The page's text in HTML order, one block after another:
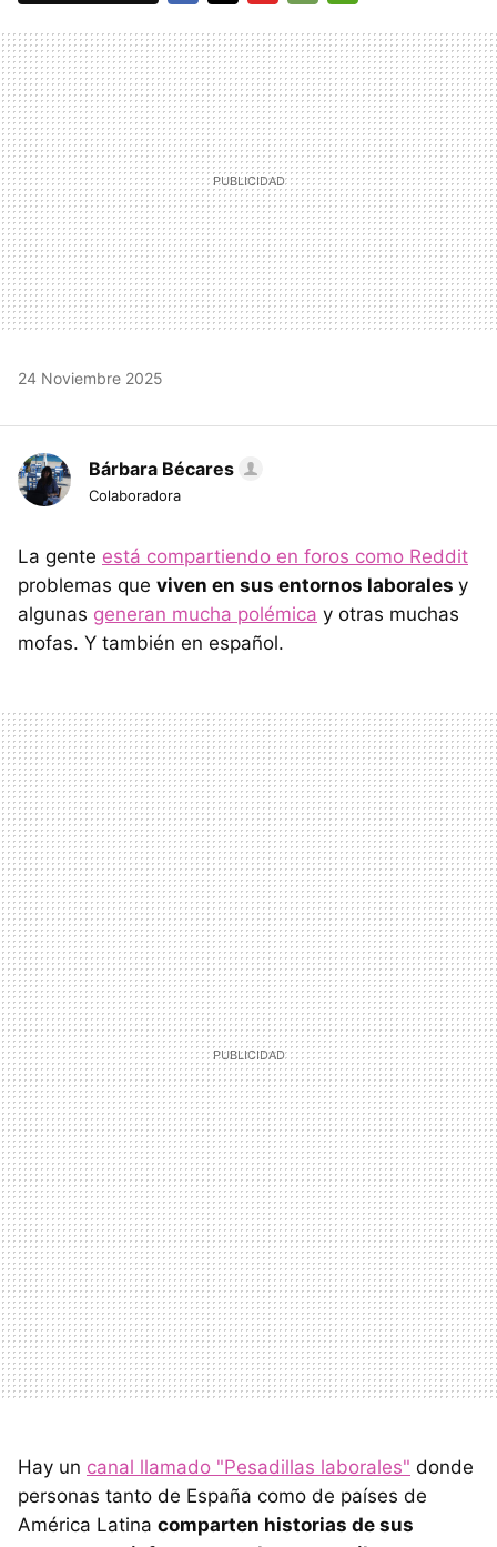
MAIL
24 Noviembre 2025
Bárbara Bécares
Colaboradora
La gente está compartiendo en foros como Reddit
problemas que viven en sus entornos laborales y
algunas generan mucha polémica y otras muchas
mofas. Y también en español.
Hay un canal llamado "Pesadillas laborales" donde
personas tanto de España como de países de
América Latina comparten historias de sus